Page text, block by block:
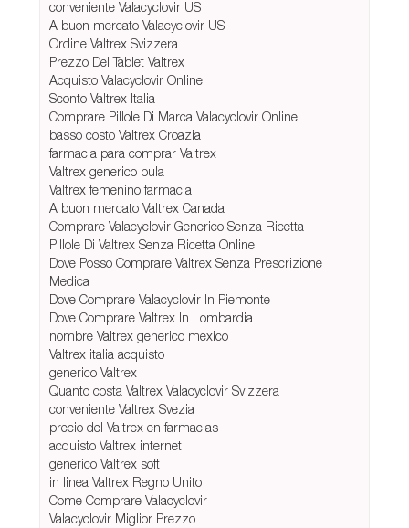
conveniente Valacyclovir US
A buon mercato Valacyclovir US
Ordine Valtrex Svizzera
Prezzo Del Tablet Valtrex
Acquisto Valacyclovir Online
Sconto Valtrex Italia
Comprare Pillole Di Marca Valacyclovir Online
basso costo Valtrex Croazia
farmacia para comprar Valtrex
Valtrex generico bula
Valtrex femenino farmacia
A buon mercato Valtrex Canada
Comprare Valacyclovir Generico Senza Ricetta
Pillole Di Valtrex Senza Ricetta Online
Dove Posso Comprare Valtrex Senza Prescrizione
Medica
Dove Comprare Valacyclovir In Piemonte
Dove Comprare Valtrex In Lombardia
nombre Valtrex generico mexico
Valtrex italia acquisto
generico Valtrex
Quanto costa Valtrex Valacyclovir Svizzera
conveniente Valtrex Svezia
precio del Valtrex en farmacias
acquisto Valtrex internet
generico Valtrex soft
in linea Valtrex Regno Unito
Come Comprare Valacyclovir
Valacyclovir Miglior Prezzo